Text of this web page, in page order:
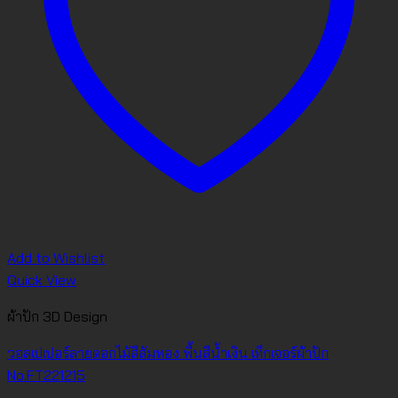
Add to Wishlist
Quick View
ผ้าปัก 3D Design
วอลเปเปอร์ลายดอกไม้สีส้มทอง พื้นสีน้ำเงิน เท็กเจอร์ผ้าปัก
No.FT221215